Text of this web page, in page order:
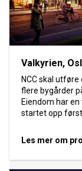
Valkyrien,
NCC skal
flere bygårder
Eiendom har
startet opp
Les mer om